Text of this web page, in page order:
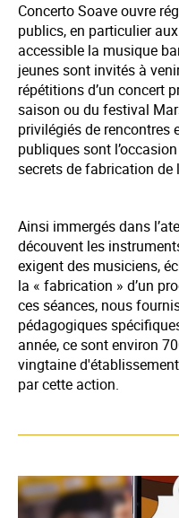
Concerto Soave ouvre
publics, en particulier
accessible la musique
jeunes sont invités à
répétitions d’un concert
saison ou du festival
privilégiés de rencontres
publiques sont
secrets de fabrication de
Ainsi immergés dans
découvent les
exigent des musiciens,
la « fabrication » d’un
ces séances, nous
pédagogiques
année, ce sont environ
vingtaine
par cette action.